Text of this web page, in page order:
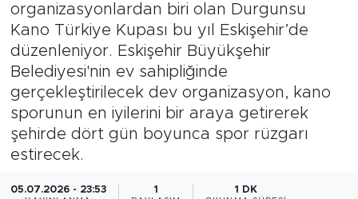
organizasyonlardan biri olan Durgunsu
Kano Türkiye Kupası bu yıl Eskişehir’de
düzenleniyor. Eskişehir Büyükşehir
Belediyesi'nin ev sahipliğinde
gerçekleştirilecek dev organizasyon, kano
sporunun en iyilerini bir araya getirerek
şehirde dört gün boyunca spor rüzgarı
estirecek.
05.07.2026 - 23:53 1 1 DK
Eğitim
Sanat
Bölge
Teknoloji
Magazin
Haber Arşivi